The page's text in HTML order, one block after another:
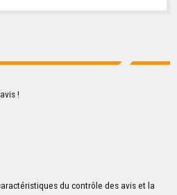
!
du contrôle des avis et la